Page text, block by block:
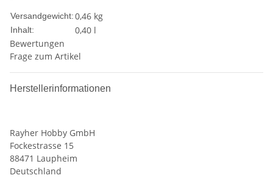
Versandgewicht:0,46 kg
Inhalt:
0,40 l
Bewertungen
Frage zum Artikel
Herstellerinformationen
Rayher Hobby GmbH
Fockestrasse 15
88471 Laupheim
Deutschland